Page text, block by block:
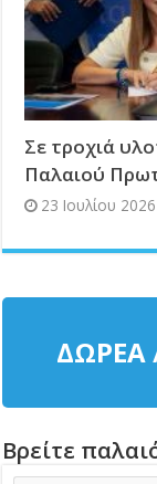
Σε τροχιά
Παλαιού
23 Ιουλίου 2026
ΔΩΡΕΑ
Βρείτε